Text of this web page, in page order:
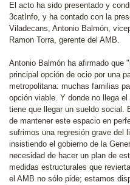
El acto ha sido presentado y
3catInfo, y ha contado con la
Viladecans, Antonio Balmón,
Ramon Torra, gerente del AMB.
Antonio Balmón ha afirmado que
principal opción de ocio por una
metropolitana: muchas familias
opción viable. Y donde no llega
tiene que llegar un sueldo social.
de mantener este espacio en
sufrimos una regresión grave del
insistiendo el gobierno de la
necesidad de hacer un plan de
medidas estructurales que
el AMB no sólo pide; estamos